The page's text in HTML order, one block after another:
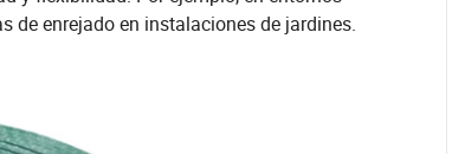
de enrejado en instalaciones de jardines.